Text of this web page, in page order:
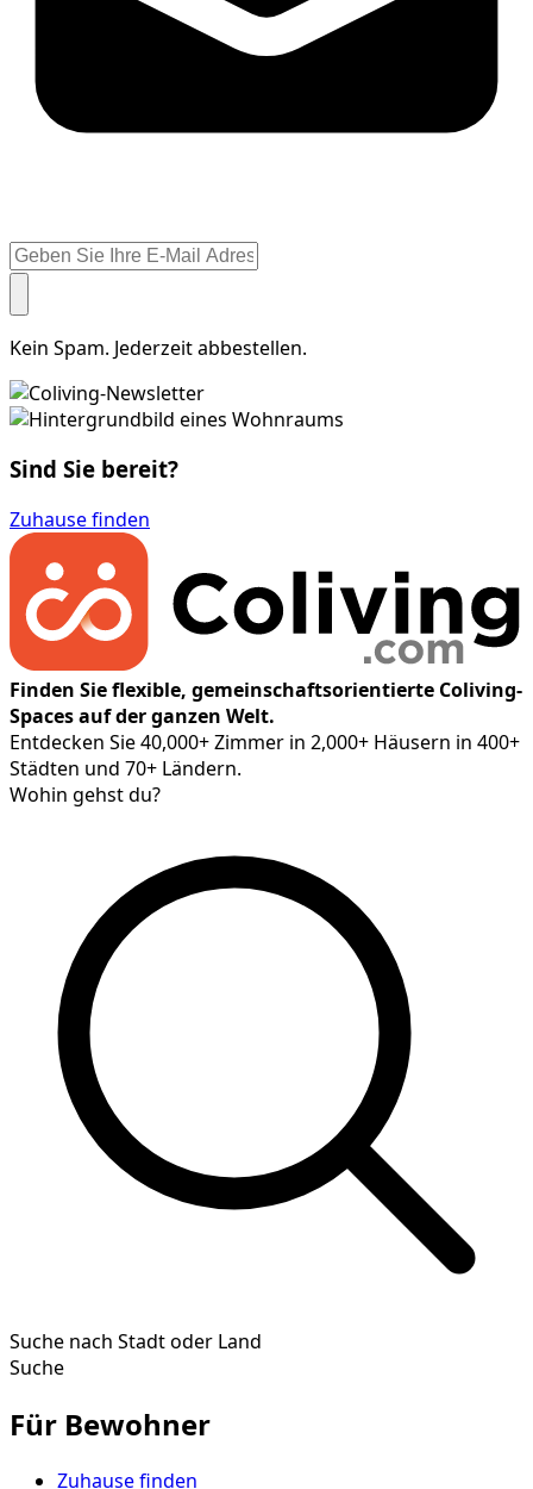
Kein Spam. Jederzeit abbestellen.
Sind Sie bereit?
Zuhause finden
Finden Sie flexible, gemeinschaftsorientierte Coliving-
Spaces auf der ganzen Welt.
Entdecken Sie 40,000+ Zimmer in 2,000+ Häusern in 400+
Städten und 70+ Ländern.
Wohin gehst du?
Suche nach Stadt oder Land
Suche
Für Bewohner
Zuhause finden